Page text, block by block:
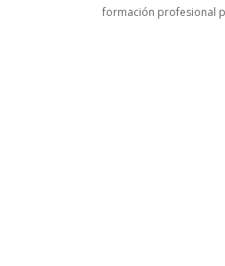
formación profesional